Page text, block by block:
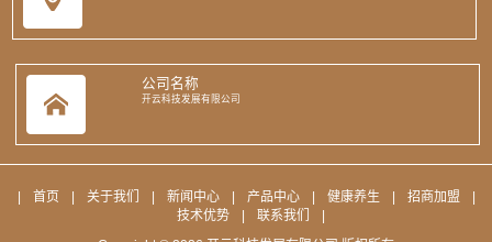
公司名称
开云科技发展有限公司
首页 关于我们 新闻中心 产品中心 健康养生 招商加盟
技术优势
联系我们